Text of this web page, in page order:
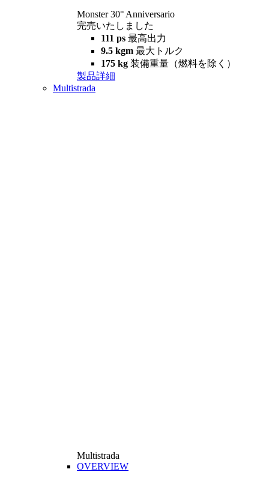
Monster 30° Anniversario
完売いたしました
111 ps 最高出力
9.5 kgm 最大トルク
175 kg 装備重量（燃料を除く）
製品詳細
Multistrada
Multistrada
OVERVIEW